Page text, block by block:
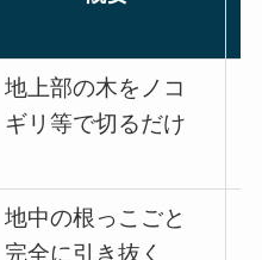
地上部の木をノコ
ギリ等で切るだけ
地中の根っこごと
完全に引き抜く